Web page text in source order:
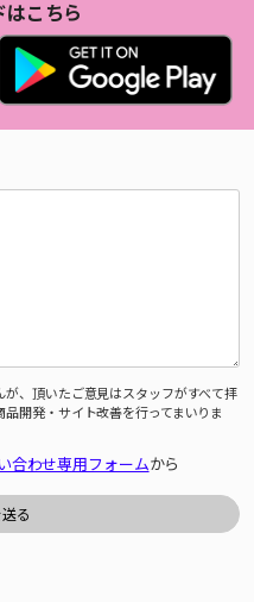
はこちら
、頂いたご意見はスタッフがすべて拝
開発・サイト改善を行ってまいりま
合わせ専用フォームから